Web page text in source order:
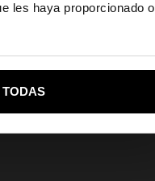
les haya proporcionado o
TODAS
a United States